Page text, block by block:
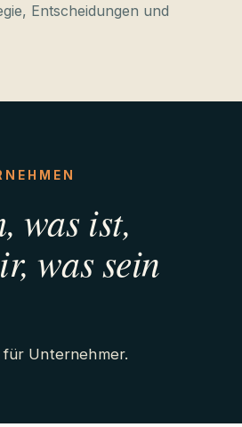
Entscheidungen und
was ist,
was sein
Unternehmer.